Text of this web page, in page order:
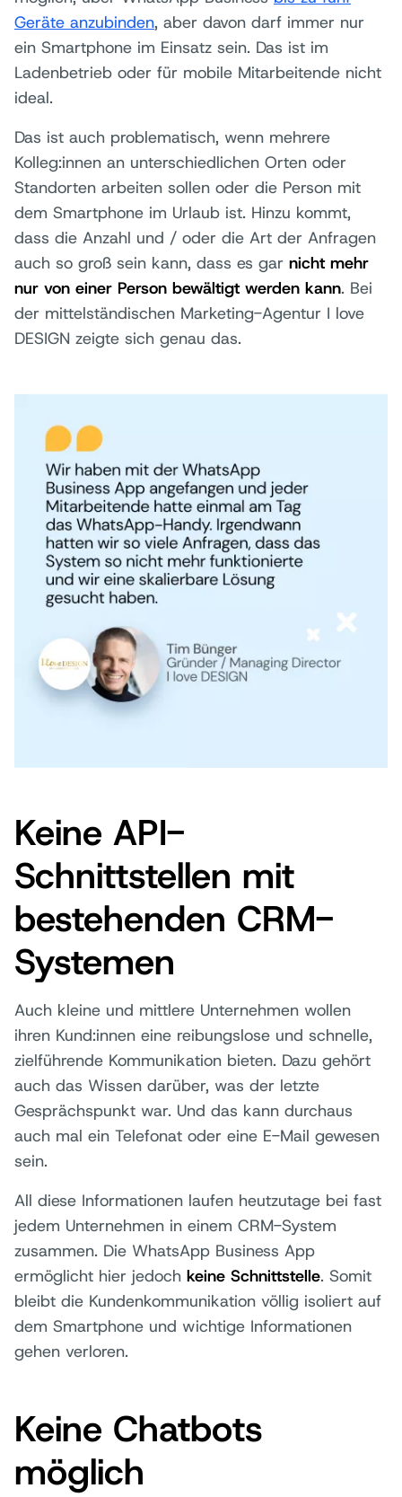
Geräte anzubinden, aber davon darf immer nur
ein Smartphone im Einsatz sein. Das ist im
Ladenbetrieb oder für mobile Mitarbeitende nicht
ideal.
Das ist auch problematisch, wenn mehrere
Kolleg:innen an unterschiedlichen Orten oder
Standorten arbeiten sollen oder die Person mit
dem Smartphone im Urlaub ist. Hinzu kommt,
dass die Anzahl und / oder die Art der Anfragen
auch so groß sein kann, dass es gar nicht mehr
nur von einer Person bewältigt werden kann. Bei
der mittelständischen Marketing-Agentur I love
DESIGN zeigte sich genau das.
Keine API-
Schnittstellen mit
bestehenden CRM-
Systemen
Auch kleine und mittlere Unternehmen wollen
ihren Kund:innen eine reibungslose und schnelle,
zielführende Kommunikation bieten. Dazu gehört
auch das Wissen darüber, was der letzte
Gesprächspunkt war. Und das kann durchaus
auch mal ein Telefonat oder eine E-Mail gewesen
sein.
All diese Informationen laufen heutzutage bei fast
jedem Unternehmen in einem CRM-System
zusammen. Die WhatsApp Business App
ermöglicht hier jedoch keine Schnittstelle. Somit
bleibt die Kundenkommunikation völlig isoliert auf
dem Smartphone und wichtige Informationen
gehen verloren.
Keine Chatbots
möglich